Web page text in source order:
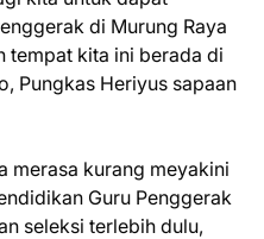
di Murung Raya
tempat kita ini berada di
Pungkas Heriyus sapaan
merasa kurang meyakini
Guru Penggerak
seleksi terlebih dulu,